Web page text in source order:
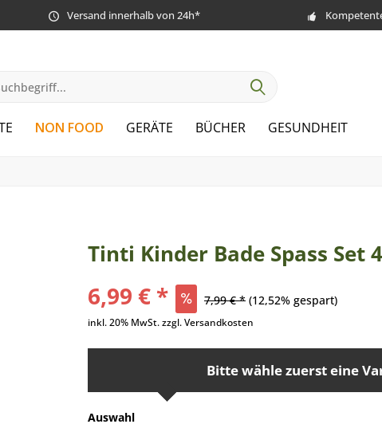
Versand innerhalb von 24h*
NON FOOD GERÄTE BÜCHER GESUNDHEIT
Tinti Kinder Bade Spass Set
6,99 € * 7,99 € * (12,52% gespart)
inkl. 20% MwSt. zzgl. Versandkosten
Bitte wähle zuerst eine
Auswahl